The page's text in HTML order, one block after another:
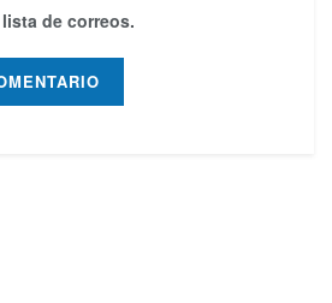
de correos.